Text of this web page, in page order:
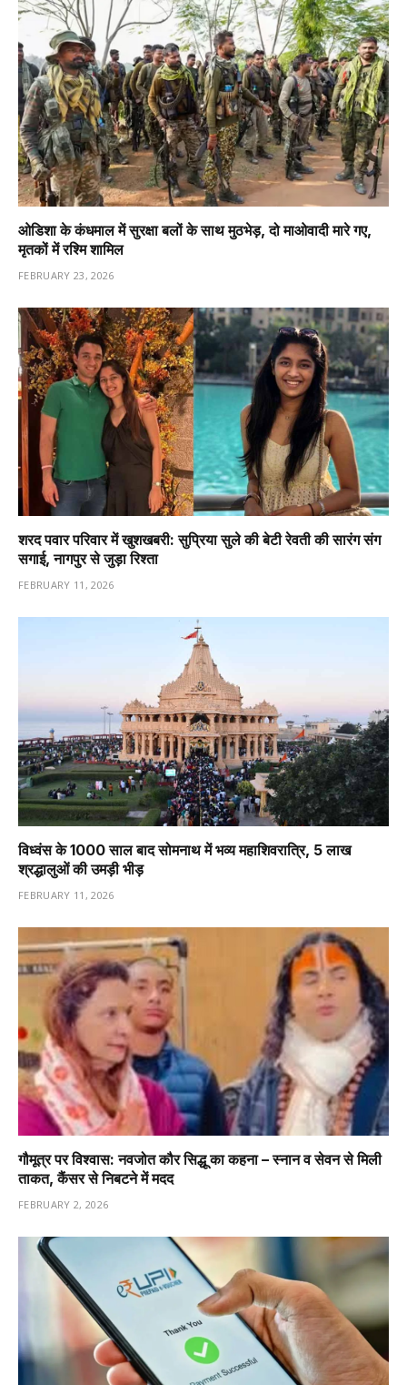
ओडिशा के कंधमाल में सुरक्षा बलों के साथ मुठभेड़, दो माओवादी मारे गए,
मृतकों में रश्मि शामिल
FEBRUARY 23, 2026
शरद पवार परिवार में खुशखबरी: सुप्रिया सुले की बेटी रेवती की सारंग संग
सगाई, नागपुर से जुड़ा रिश्ता
FEBRUARY 11, 2026
विध्वंस के 1000 साल बाद सोमनाथ में भव्य महाशिवरात्रि, 5 लाख
श्रद्धालुओं की उमड़ी भीड़
FEBRUARY 11, 2026
गौमूत्र पर विश्वास: नवजोत कौर सिद्धू का कहना – स्नान व सेवन से मिली
ताकत, कैंसर से निबटने में मदद
FEBRUARY 2, 2026